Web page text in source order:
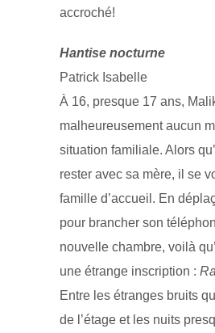
accroché!
Hantise nocturne
Patrick Isabelle
À 16, presque 17 ans,
malheureusement aucun
situation familiale. Alors
rester avec sa mère, il se
famille d’accueil. En
pour brancher son
nouvelle chambre, voilà
une étrange inscription :
Entre les étranges bruits
de l’étage et les nuits